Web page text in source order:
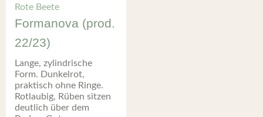
Rote Beete
Formanova (prod.
22/23)
Lange, zylindrische
Form. Dunkelrot,
praktisch ohne Ringe.
Rotlaubig, Rüben sitzen
deutlich über dem